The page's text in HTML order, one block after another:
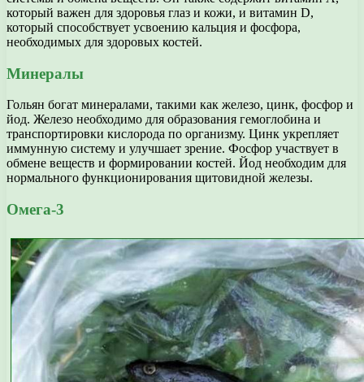
который важен для здоровья глаз и кожи, и витамин D,
который способствует усвоению кальция и фосфора,
необходимых для здоровых костей.
Минералы
Гольян богат минералами, такими как железо, цинк, фосфор и
йод. Железо необходимо для образования гемоглобина и
транспортировки кислорода по организму. Цинк укрепляет
иммунную систему и улучшает зрение. Фосфор участвует в
обмене веществ и формировании костей. Йод необходим для
нормального функционирования щитовидной железы.
Омега-3